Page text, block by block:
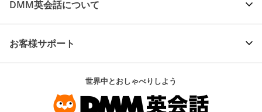
お客様サポート